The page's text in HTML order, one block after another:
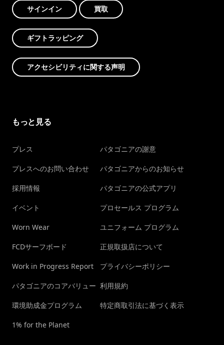
サインイン 買取
ギフトラッピング
アクセシビリティに関する声明
もっと見る
プレス
プレスへのお問い合わせ
採用情報
イベント
Worn Wear
FCDサーフボード
Work in Progress Report
パタゴニアのコアバリュー
環境助成金プログラム
1% for the Planet
パタゴニアの謝意
パタゴニアからのお知らせ
パタゴニアの公式アプリ
プロセールス プログラム
ユニフォーム プログラム
正規取扱店について
プライバシーポリシー
利用規約
特定商取引法に基づく表示